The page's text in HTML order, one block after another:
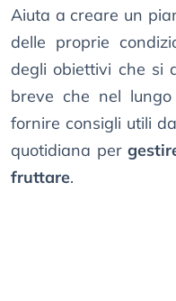
Aiuta a creare un
delle proprie
degli obiettivi che si
breve che nel
fornire consigli utili
quotidiana per
fruttare.